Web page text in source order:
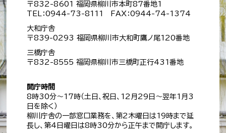
〒832-8601 福岡県柳川市本町87番地1
TEL：0944-73-8111 FAX：0944-74-1374
大和庁舎
〒839-0293 福岡県柳川市大和町鷹ノ尾120番地
三橋庁舎
〒832-8555 福岡県柳川市三橋町正行431番地
開庁時間
8時30分～17時（土日、祝日、12月29日～翌年1月3
日を除く）
柳川庁舎の一部窓口業務を、第2木曜日は19時まで延
長し、第4日曜日は8時30分から正午まで開庁します。